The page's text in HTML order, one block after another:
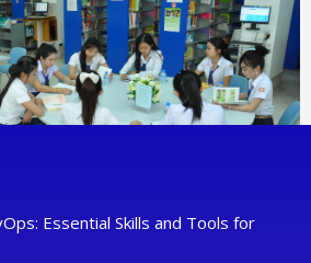
Essential Skills and Tools for